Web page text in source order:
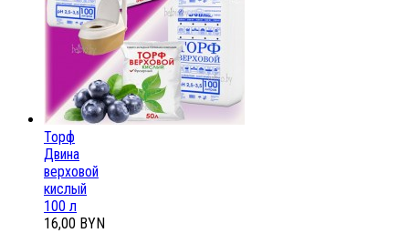
Торф
Двина
верховой
кислый
100 л
16,00 BYN